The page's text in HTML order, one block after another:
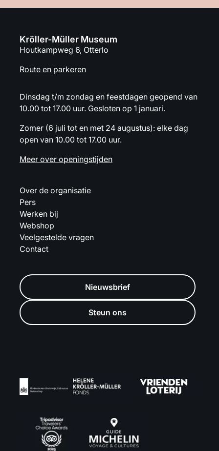
Kröller-Müller Museum
Houtkampweg 6, Otterlo
Route en parkeren
Dinsdag t/m zondag en feestdagen geopend van
10.00 tot 17.00 uur. Gesloten op 1 januari.
Zomer (6 juli tot en met 24 augustus): elke dag
open van 10.00 tot 17.00 uur.
Meer over openingstijden
Over de organisatie
Pers
Werken bij
Webshop
Veelgestelde vragen
Contact
Nieuwsbrief
Steun ons